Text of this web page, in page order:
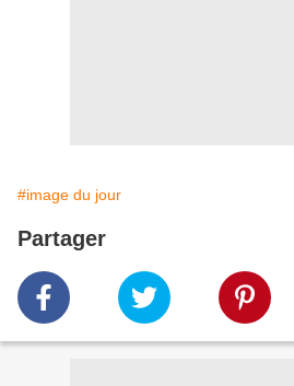
#image du jour
Partager